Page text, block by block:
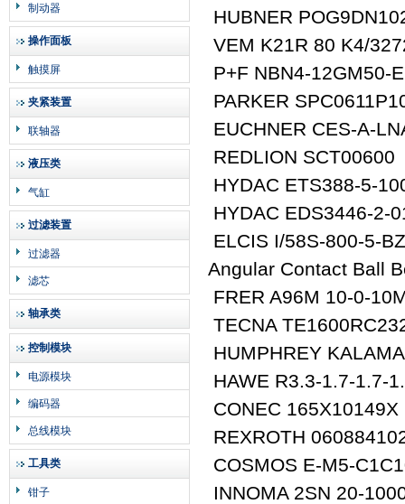
制动器
操作面板
触摸屏
夹紧装置
联轴器
液压类
气缸
过滤装置
过滤器
滤芯
轴承类
控制模块
电源模块
编码器
总线模块
工具类
钳子
HUBNER
VEM K21R 80 K4/
P+F NBN4-12GM50-
PARKER
EUCHNER CES-A-
REDLION SCT00600
HYDAC ETS388-5-
HYDAC EDS3446-2-
ELCIS I/58S-800-5-
Angular Contact Ball
FRER A96M 10-0-
TECNA
HUMPHREY
HAWE R3.3-1.7-1.7-
CONEC 165X10149X
REXROTH
COSMOS E-M5-
INNOMA 2SN 20-